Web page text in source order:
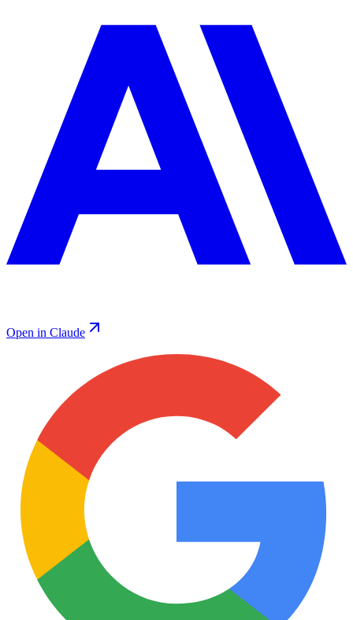
Open in Claude